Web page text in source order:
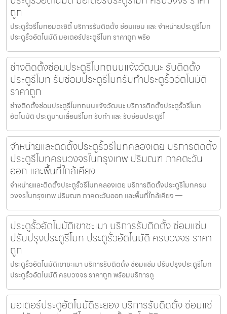
ถูก
ประตูรั้วรีโมทอมตะซิตี้ บริการรับติดตั้ง ซ่อมแซม และ จำหน่ายประตูรีโมท
ประตูรั้วอัตโนมัติ มอเตอร์ประตูรีโมท ราคาถูก พร้อ
ช่างติดตั้งซ่อมประตูรีโมทถนนแจ้งวัฒนะ รับติดตั้ง
ประตูรีโมท รับซ่อมประตูรีโมทรับทำประตูรั้วอัตโนมัติ
ราคาถูก
ช่างติดตั้งซ่อมประตูรีโมทถนนแจ้งวัฒนะ บริการติดตั้งประตูรั้วรีโมท
อัตโนมัติ ประตูบานเลื่อนรีโมท รับทำ และ รับซ่อมประตูรีโ
จำหน่ายและติดตั้งประตูรั้วรีโมทคลองเตย บริการติดตั้ง
ประตูรีโมทครบวงจรในกรุงเทพ ปริมณฑ ภาคตะวัน
ออก และพื้นที่ใกล้เคียง
จำหน่ายและติดตั้งประตูรั้วรีโมทคลองเตย บริการติดตั้งประตูรีโมทครบ
วงจรในกรุงเทพ ปริมณฑ ภาคตะวันออก และพื้นที่ใกล้เคียง —
ประตูรั้วอัตโนมัติเขาชะเมา บริการรับติดตั้ง ซ่อมแซ่ม
ปรับปรุงประตูรีโมท ประตูรั้วอัตโนมัติ ครบวงจร ราคา
ถูก
ประตูรั้วอัตโนมัติเขาชะเมา บริการรับติดตั้ง ซ่อมแซ่ม ปรับปรุงประตูรีโมท
ประตูรั้วอัตโนมัติ ครบวงจร ราคาถูก พร้อมบริการดู
มอเตอร์ประตูอัตโนมัติระยอง บริการรับติดตั้ง ซ่อมแซ่